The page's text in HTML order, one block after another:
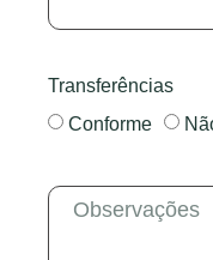
Transferências
Conforme